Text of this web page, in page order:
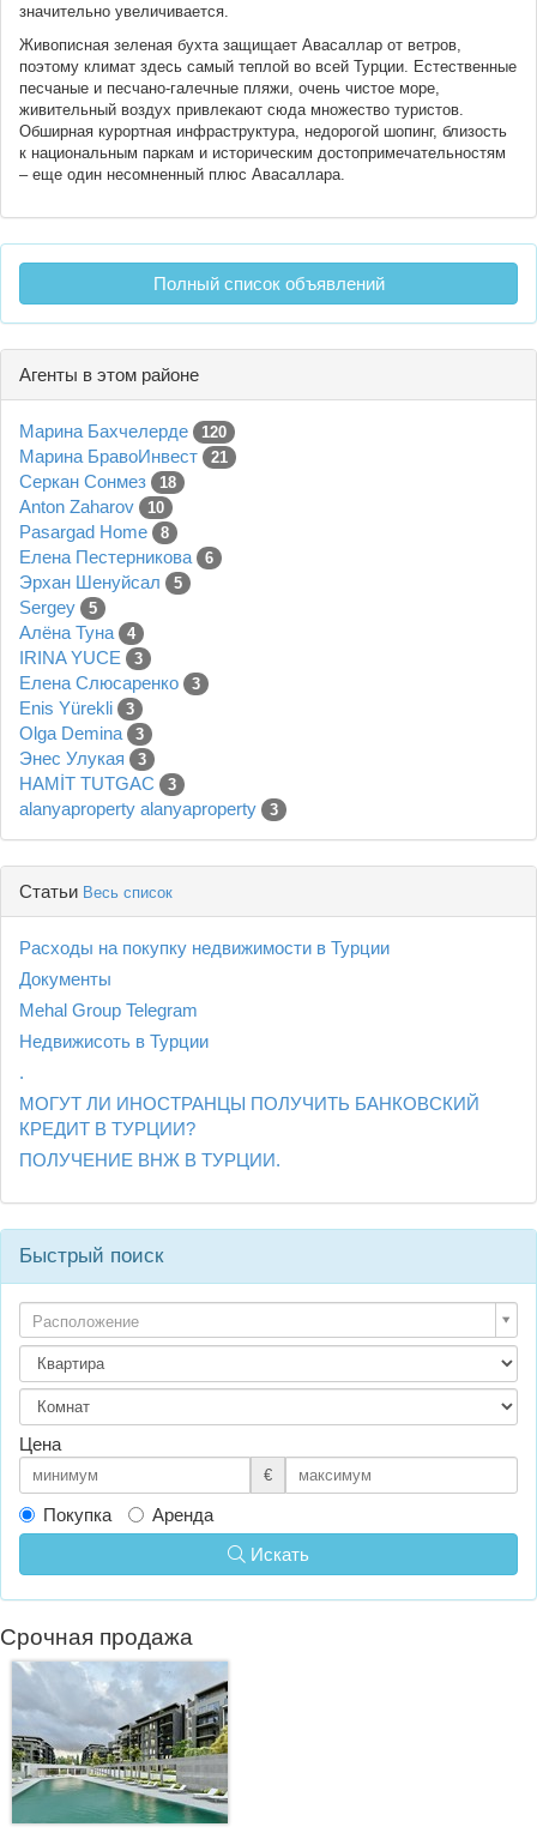
значительно увеличивается.
Живописная зеленая бухта защищает Авасаллар от ветров,
поэтому климат здесь самый теплой во всей Турции. Естественные
песчаные и песчано-галечные пляжи, очень чистое море,
живительный воздух привлекают сюда множество туристов.
Обширная курортная инфраструктура, недорогой шопинг, близость
к национальным паркам и историческим достопримечательностям
– еще один несомненный плюс Авасаллара.
Полный список объявлений
Агенты в этом районе
Марина Бахчелерде 120
Марина БравоИнвест 21
Серкан Сонмез 18
Anton Zaharov 10
Pasargad Home 8
Елена Пестерникова 6
Эрхан Шенуйсал 5
Sergey 5
Алёна Туна 4
IRINA YUCE 3
Елена Слюсаренко 3
Enis Yürekli 3
Olga Demina 3
Энес Улукая 3
HAMİT TUTGAC 3
alanyaproperty alanyaproperty 3
Статьи Весь список
Расходы на покупку недвижимости в Турции
Документы
Mehal Group Telegram
Недвижисоть в Турции
.
МОГУТ ЛИ ИНОСТРАНЦЫ ПОЛУЧИТЬ БАНКОВСКИЙ
КРЕДИТ В ТУРЦИИ?
ПОЛУЧЕНИЕ ВНЖ В ТУРЦИИ.
Быстрый поиск
Расположение
Цена
€
Покупка
Аренда
Искать
Срочная продажа